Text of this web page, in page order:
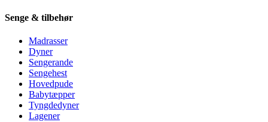
Senge & tilbehør
Madrasser
Dyner
Sengerande
Sengehest
Hovedpude
Babytæpper
Tyngdedyner
Lagener